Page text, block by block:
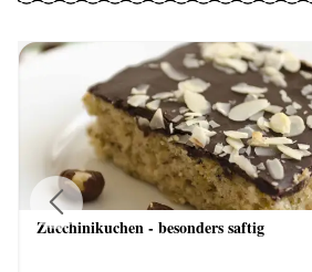
Zucchinikuchen - besonders saftig
Previous